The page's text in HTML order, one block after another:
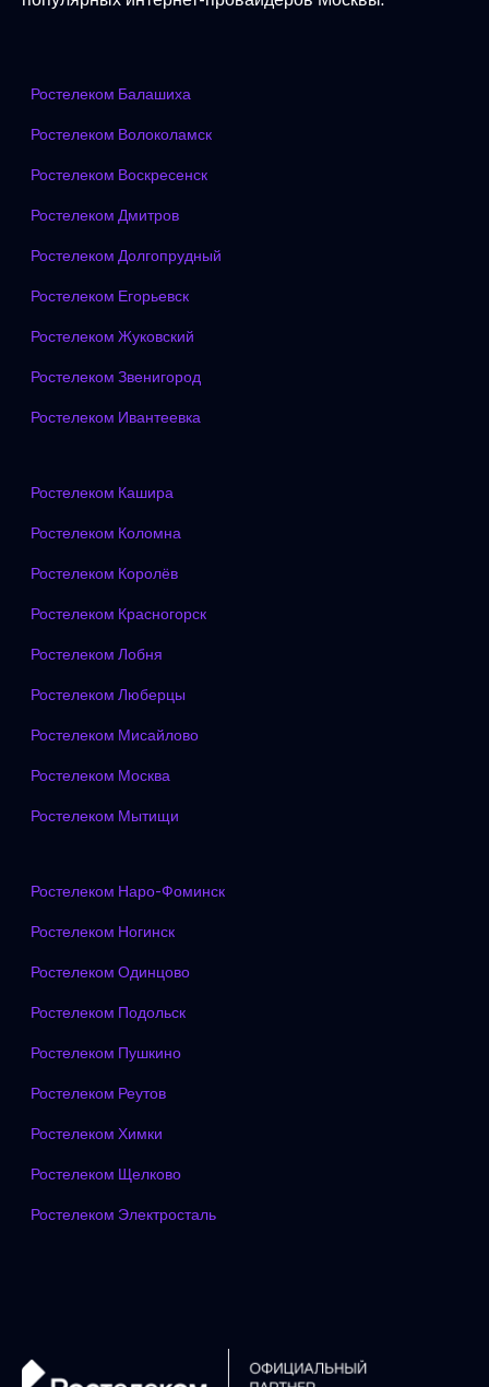
Ростелеком Балашиха
Ростелеком Волоколамск
Ростелеком Воскресенск
Ростелеком Дмитров
Ростелеком Долгопрудный
Ростелеком Егорьевск
Ростелеком Жуковский
Ростелеком Звенигород
Ростелеком Ивантеевка
Ростелеком Кашира
Ростелеком Коломна
Ростелеком Королёв
Ростелеком Красногорск
Ростелеком Лобня
Ростелеком Люберцы
Ростелеком Мисайлово
Ростелеком Москва
Ростелеком Мытищи
Ростелеком Наро-Фоминск
Ростелеком Ногинск
Ростелеком Одинцово
Ростелеком Подольск
Ростелеком Пушкино
Ростелеком Реутов
Ростелеком Химки
Ростелеком Щелково
Ростелеком Электросталь